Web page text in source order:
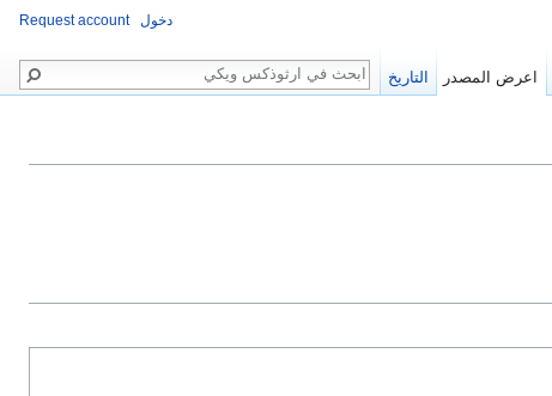
Request account دخول
بحث
التاريخ اعرض المصدر